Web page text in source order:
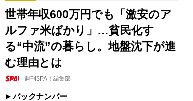
世帯年収600万円でも「激安のア
ルファ米ばかり」…貧民化す
る“中流”の暮らし。地盤沈下が進
む理由とは
週刊SPA！編集部
バックナンバー